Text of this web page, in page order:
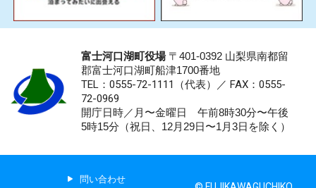
富士河口湖町役場〒401-0392 山梨県南都留
郡富士河口湖町船津1700番地
TEL：0555-72-1111 （代表）／ FAX：0555-
72-0969
開庁日時／月〜金曜日 午前8時30分〜午後
5時15分（祝日、12月29日〜1月3日を除く）
問い合わせ